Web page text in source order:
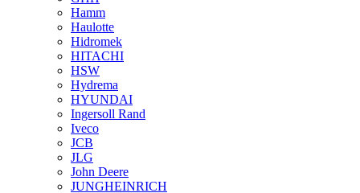
Hamm
Haulotte
Hidromek
HITACHI
HSW
Hydrema
HYUNDAI
Ingersoll Rand
Iveco
JCB
JLG
John Deere
JUNGHEINRICH